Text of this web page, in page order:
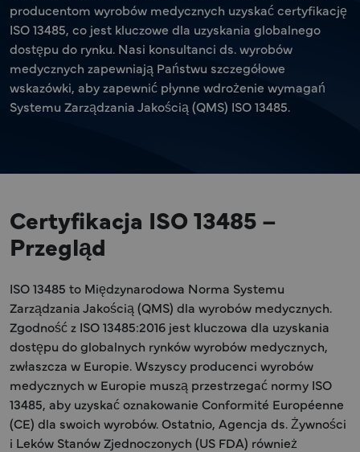
producentom wyrobów medycznych uzyskać certyfikację
ISO 13485, co jest kluczowe dla uzyskania globalnego
dostępu do rynku. Nasi konsultanci ds. wyrobów
medycznych zapewniają Państwu szczegółowe
wskazówki, aby zapewnić płynne wdrożenie wymagań
Systemu Zarządzania Jakością (QMS) ISO 13485.
Certyfikacja ISO 13485 –
Przegląd
ISO 13485 to Międzynarodowa Norma Systemu
Zarządzania Jakością (QMS) dla wyrobów medycznych.
Zgodność z ISO 13485:2016 jest kluczowa dla uzyskania
dostępu do globalnych rynków wyrobów medycznych,
zwłaszcza w Europie. Wszyscy producenci wyrobów
medycznych w Europie muszą przestrzegać normy ISO
13485, aby uzyskać oznakowanie Conformité Européenne
(CE) dla swoich wyrobów. Ostatnio, Agencja ds. Żywności
i Leków Stanów Zjednoczonych (US FDA) również